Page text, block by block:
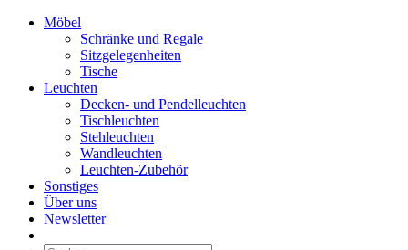
Möbel
Schränke und Regale
Sitzgelegenheiten
Tische
Leuchten
Decken- und Pendelleuchten
Tischleuchten
Stehleuchten
Wandleuchten
Leuchten-Zubehör
Sonstiges
Über uns
Newsletter